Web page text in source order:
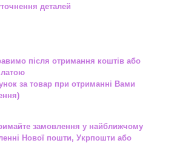
деталей
після отримання коштів або
за товар при отриманні Вами
замовлення у найближчому
Нової пошти, Укрпошти або